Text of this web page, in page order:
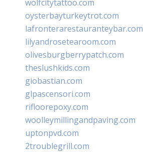
wolfcitytattoo.com
oysterbayturkeytrot.com
lafronterarestauranteybar.com
lilyandrosetearoom.com
olivesburgberrypatch.com
theslushkids.com
giobastian.com
glpascensori.com
rifloorepoxy.com
woolleymillingandpaving.com
uptonpvd.com
2troublegrill.com